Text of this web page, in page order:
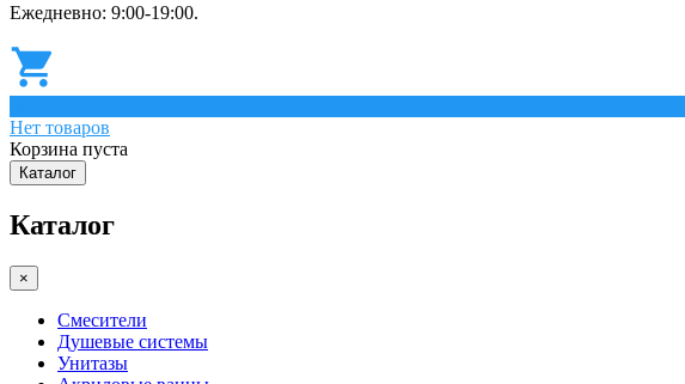
Ежедневно: 9:00-19:00.
Нет товаров
Корзина пуста
Каталог
Каталог
×
Смесители
Душевые системы
Унитазы